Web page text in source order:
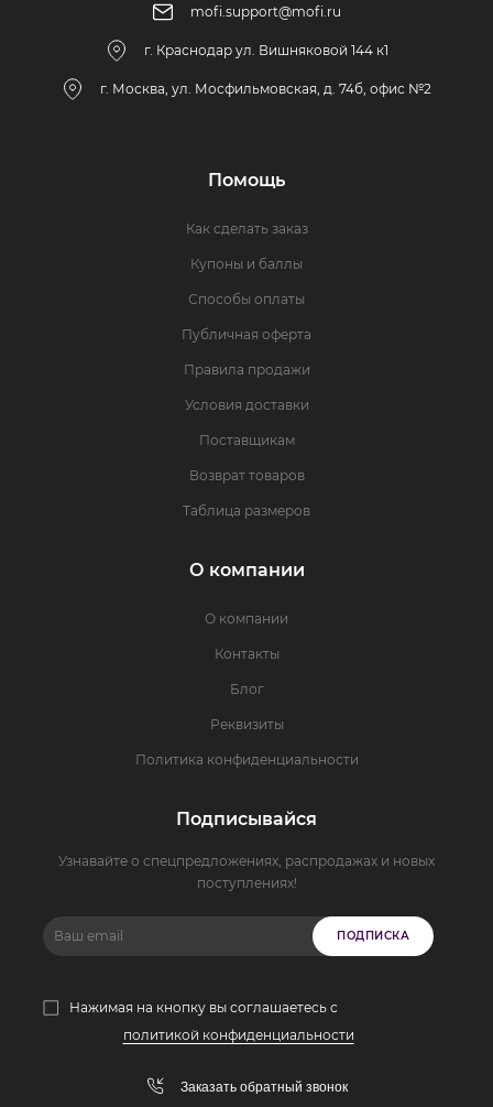
mofi.support@mofi.ru
г. Краснодар ул. Вишняковой 144 к1
г. Москва, ул. Мосфильмовская, д. 74б, офис №2
Помощь
Как сделать заказ
Купоны и баллы
Способы оплаты
Публичная оферта
Правила продажи
Условия доставки
Поставщикам
Возврат товаров
Таблица размеров
О компании
О компании
Контакты
Блог
Реквизиты
Политика конфиденциальности
Подписывайся
Узнавайте о спецпредложениях, распродажах и новых
поступлениях!
ПОДПИСКА
Нажимая на кнопку вы соглашаетесь с
политикой конфиденциальности
Заказать обратный звонок